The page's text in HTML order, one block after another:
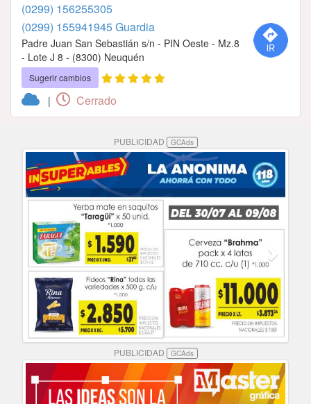
(0299) 156255305
(0299) 155941945 Guardia
Padre Juan San Sebastián s/n - PIN Oeste - Mz.8
- Lote J 8 - (8300) Neuquén
Sugerir cambios
| Cerrado
PUBLICIDAD GCAds
PUBLICIDAD GCAds